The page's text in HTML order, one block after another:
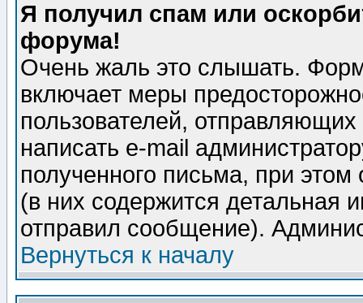
Я получил спам или
форума!
Очень жаль это слышать.
включает меры
пользователей,
написать e-mail
полученного письма, при этом
(в них содержится детальная
отправил сообщение).
Вернуться к началу